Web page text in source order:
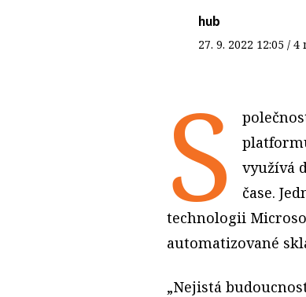
hub
27. 9. 2022 12:05 / 4
S
využívá
čase.
technologii
automatizované
„Nejistá